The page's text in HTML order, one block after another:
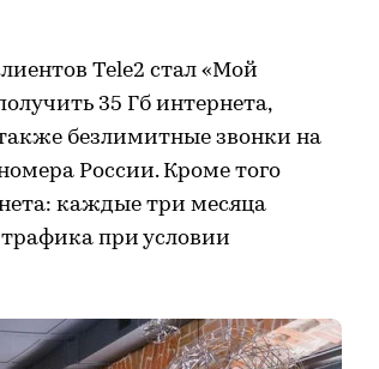
Tele2 стал «Мой
35 Гб интернета,
безлимитные звонки на
России. Кроме того
каждые три месяца
при условии